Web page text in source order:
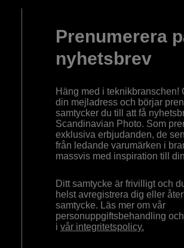
Prenumerera
nyhetsbrev
Häng med i teknikbranschen!
din mejladress och börjar
samtycker du till att få
Scandinavian Photo. Som
exklusiva erbjudanden, de
från ledande varumärken i
massvis med inspiration till
Ditt samtycke är frivilligt och
helst avregistrera dig eller
samtycke. Läs mer om vår
personuppgiftsbehandling
i vår integritetspolicy.